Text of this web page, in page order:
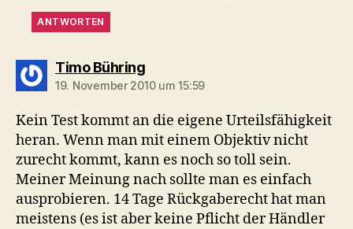
ANTWORTEN
Timo Bühringsagt:
19. November 2010 um 15:59
Kein Test kommt an die eigene Urteilsfähigkeit
heran. Wenn man mit einem Objektiv nicht
zurecht kommt, kann es noch so toll sein.
Meiner Meinung nach sollte man es einfach
ausprobieren. 14 Tage Rückgaberecht hat man
meistens (es ist aber keine Pflicht der Händler